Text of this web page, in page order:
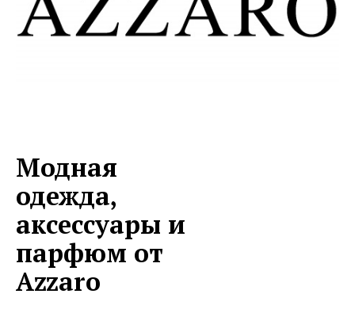
Модная
одежда,
аксессуары и
парфюм от
Azzaro